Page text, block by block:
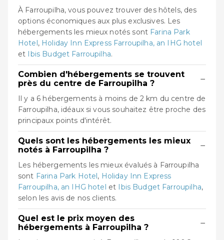
À Farroupilha, vous pouvez trouver des hôtels, des
options économiques aux plus exclusives. Les
hébergements les mieux notés sont Farina Park
Hotel, Holiday Inn Express Farroupilha, an IHG hotel
et Ibis Budget Farroupilha.
Combien d'hébergements se trouvent
près du centre de Farroupilha ?
−
Il y a 6 hébergements à moins de 2 km du centre de
Farroupilha, idéaux si vous souhaitez être proche des
principaux points d'intérêt.
Quels sont les hébergements les mieux
notés à Farroupilha ?
−
Les hébergements les mieux évalués à Farroupilha
sont Farina Park Hotel, Holiday Inn Express
Farroupilha, an IHG hotel et Ibis Budget Farroupilha,
selon les avis de nos clients.
Quel est le prix moyen des
hébergements à Farroupilha ?
−